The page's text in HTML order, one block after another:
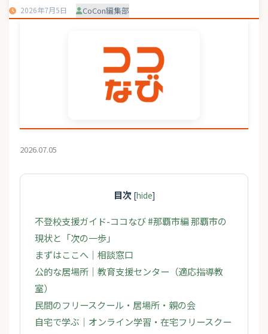
2026年7月5日 CoCon編集部
2026.07.05
目次 [hide]
不登校支援ガイド-ココなび #那覇市編 那覇市の
現状と「次の一歩」
まずはここへ｜相談窓口
公的な居場所｜教育支援センター（適応指導教
室）
民間のフリースクール・居場所・親の会
自宅で学ぶ｜オンライン学習・在宅フリースクー